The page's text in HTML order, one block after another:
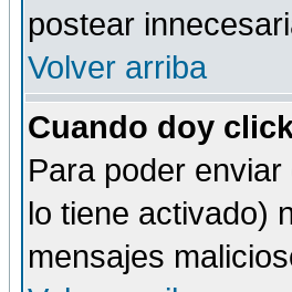
postear
Volver arriba
Cuando doy
Para poder
lo tiene activado)
mensajes